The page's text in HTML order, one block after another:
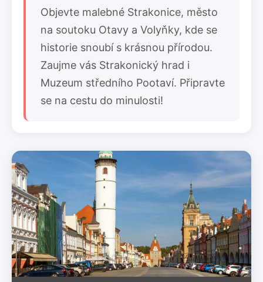
Objevte malebné Strakonice, město
na soutoku Otavy a Volyňky, kde se
historie snoubí s krásnou přírodou.
Zaujme vás Strakonický hrad i
Muzeum středního Pootaví. Připravte
se na cestu do minulosti!